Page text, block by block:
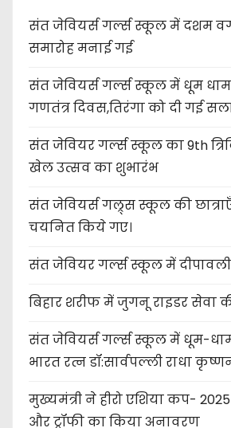
संत जेवियर्स गर्ल्स स्कूल में दशम
समारोह मनाई गई
संत जेवियर्स गर्ल्स स्कूल में धूम
गणतंत्र दिवस,तिरंगा को दी गई
संत जेवियर गर्ल्स स्कूल का 9th
खेल उत्सव का शुभारंभ
संत जेवियर्स गल्र्स स्कूल की
चयनित किये गए।
संत जेवियर गर्ल्स स्कूल में
बिहार शरीफ में जुगनू राइडर सेवा
संत जेवियर्स गर्ल्स स्कूल में धूम-
भारत रत्न डॉ:सार्वपल्ली राधा
मुख्यमंत्री ने हीरो एशिया कप-
और ट्रॉफी का किया अनावरण